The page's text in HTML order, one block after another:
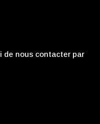
de nous contacter par